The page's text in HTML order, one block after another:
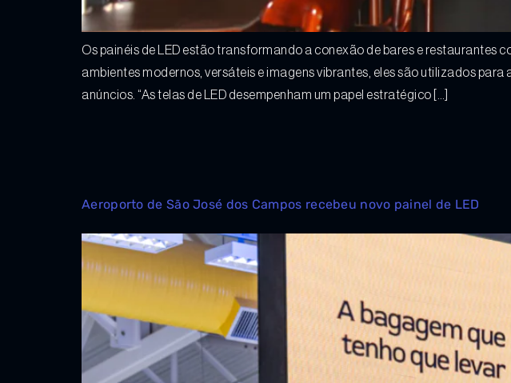
Os painéis de LED estão transformando a conexão de bares e restaurantes
ambientes modernos, versáteis e imagens vibrantes, eles são utilizados
anúncios. “As telas de LED desempenham um papel estratégico […]
Aeroporto de São José dos Campos recebeu novo painel de LED